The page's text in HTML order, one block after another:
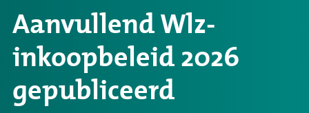
Aanvullend Wlz-
inkoopbeleid 2026
gepubliceerd